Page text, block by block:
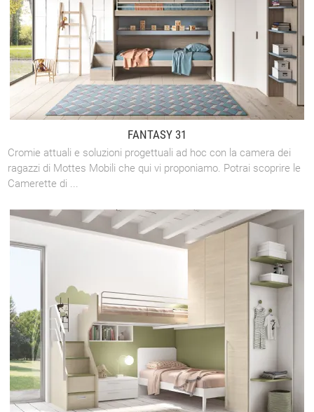
FANTASY 31
Cromie attuali e soluzioni progettuali ad hoc con la camera dei
ragazzi di Mottes Mobili che qui vi proponiamo. Potrai scoprire le
Camerette di ...